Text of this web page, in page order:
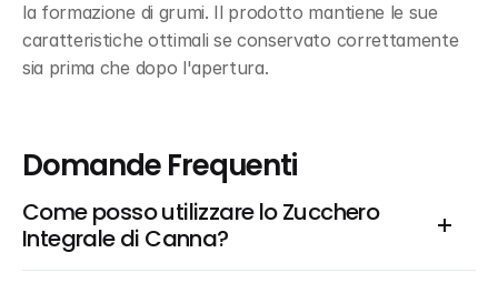
la formazione di grumi. Il prodotto mantiene le sue
caratteristiche ottimali se conservato correttamente
sia prima che dopo l'apertura.
Domande Frequenti
Come posso utilizzare lo Zucchero
Integrale di Canna?